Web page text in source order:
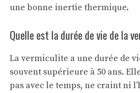
une bonne inertie thermique.
Quelle est la durée de vie de la
La vermiculite a une durée de
souvent supérieure à 50 ans.
pas avec le temps, ne craint ni